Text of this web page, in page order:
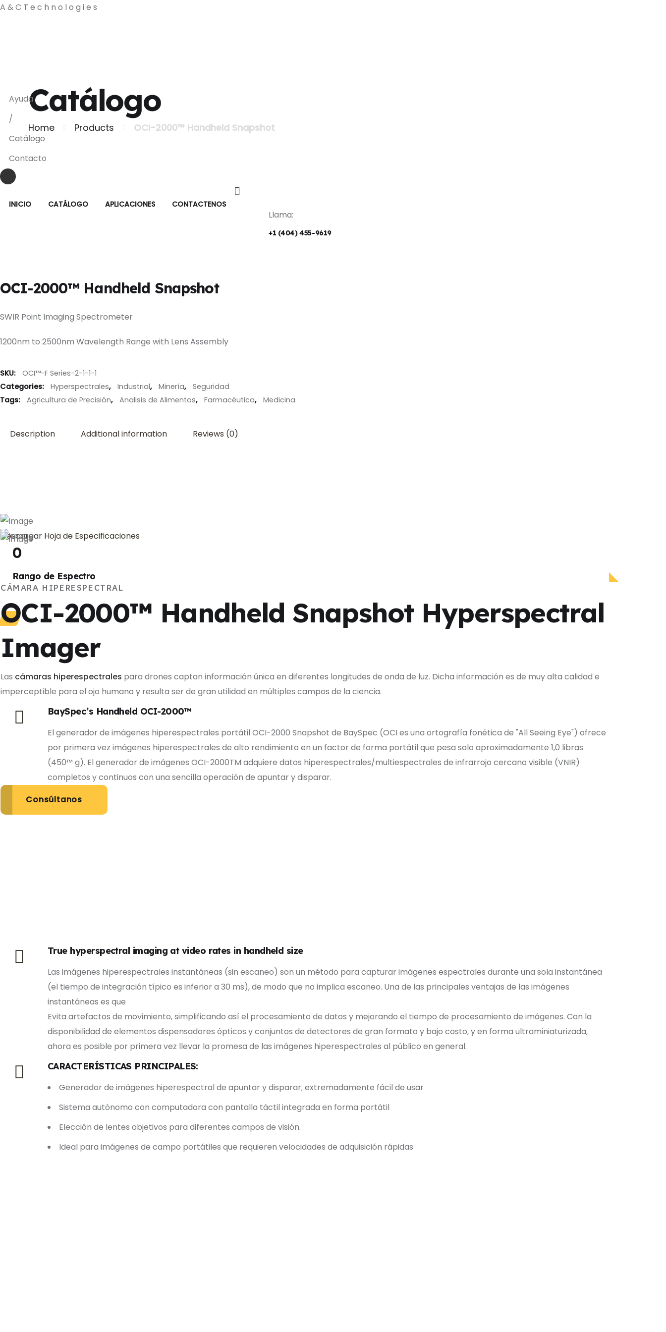
A &C T e c h n o l o g i e s
Ayuda
/
Catálogo
Contacto
INICIO CATÁLOGO APLICACIONES CONTACTENOS
Llama:
+1 (404) 455-9619
Catálogo
Home Products OCI-2000™ Handheld Snapshot
OCI-2000™ Handheld Snapshot
SWIR Point Imaging Spectrometer
1200nm to 2500nm Wavelength Range with Lens Assembly
SKU:
OCI™-F Series-2-1-1-1
Categories:
Hyperspectrales, Industrial, Minería,
Seguridad
Tags:
Agricultura de Precisión, Analisis de Alimentos, Farmacéutica, Medicina
Description Additional information Reviews (0)
Descargar Hoja de Especificaciones
0
Rango de Espectro
CÁMARA HIPERESPECTRAL
OCI-2000™ Handheld Snapshot Hyperspectral
Imager
Las cámaras hiperespectrales para drones captan información única en diferentes longitudes de onda de luz. Dicha información es de muy alta calidad e
imperceptible para el ojo humano y resulta ser de gran utilidad en múltiples campos de la ciencia.
BaySpec’s Handheld OCI-2000™
El generador de imágenes hiperespectrales portátil OCI-2000 Snapshot de BaySpec (OCI es una ortografía fonética de "All Seeing Eye") ofrece
por primera vez imágenes hiperespectrales de alto rendimiento en un factor de forma portátil que pesa solo aproximadamente 1,0 libras
(450™ g). El generador de imágenes OCI-2000TM adquiere datos hiperespectrales/multiespectrales de infrarrojo cercano visible (VNIR)
completos y continuos con una sencilla operación de apuntar y disparar.
Consúltanos
True hyperspectral imaging at video rates in handheld size
Las imágenes hiperespectrales instantáneas (sin escaneo) son un método para capturar imágenes espectrales durante una sola instantánea
(el tiempo de integración típico es inferior a 30 ms), de modo que no implica escaneo. Una de las principales ventajas de las imágenes
instantáneas es que
Evita artefactos de movimiento, simplificando así el procesamiento de datos y mejorando el tiempo de procesamiento de imágenes. Con la
disponibilidad de elementos dispensadores ópticos y conjuntos de detectores de gran formato y bajo costo, y en forma ultraminiaturizada,
ahora es posible por primera vez llevar la promesa de las imágenes hiperespectrales al público en general.
CARACTERÍSTICAS PRINCIPALES:
Generador de imágenes hiperespectral de apuntar y disparar; extremadamente fácil de usar
Sistema autónomo con computadora con pantalla táctil integrada en forma portátil
Elección de lentes objetivos para diferentes campos de visión.
Ideal para imágenes de campo portátiles que requieren velocidades de adquisición rápidas